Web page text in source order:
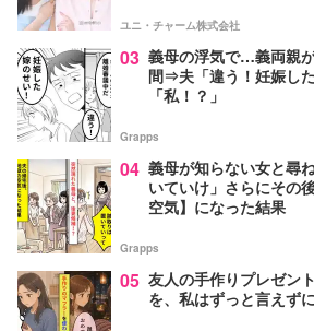
ユニ・チャーム株式会社
03 義母の浮気で…義両親
間⇒夫「違う！妊娠し
「私！？」
Grapps
04 義母が知らない女と尋
いていけ」さらにその
空気】になった結果
Grapps
05 友人の手作りプレゼン
を、私はずっと言えず